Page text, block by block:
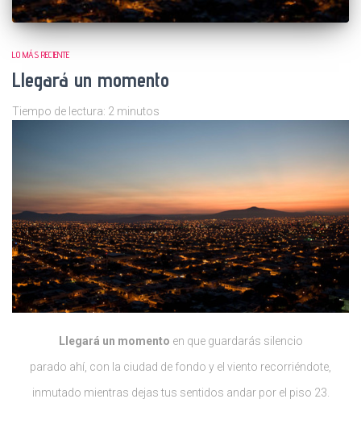
LO MÁS RECIENTE
Llegará un momento
Tiempo de lectura: 2 minutos
Llegará un momento en que guardarás silencio
parado ahí, con la ciudad de fondo y el viento recorriéndote,
inmutado mientras dejas tus sentidos andar por el piso 23.